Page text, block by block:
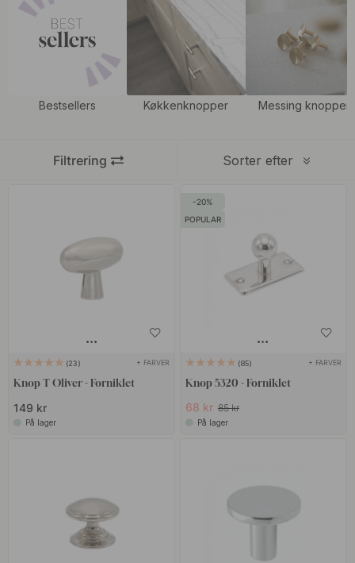
stilen til dit hjem.
Bestsellers Køkkenknopper Messing knopper
Sorter efter
Filtrering
23 + FARVER
Knop T Oliver - Forniklet
149 kr
På lager
20
POPULAR
85 + FARVER
Knop 5320 - Forniklet
68 kr 85 kr
På lager